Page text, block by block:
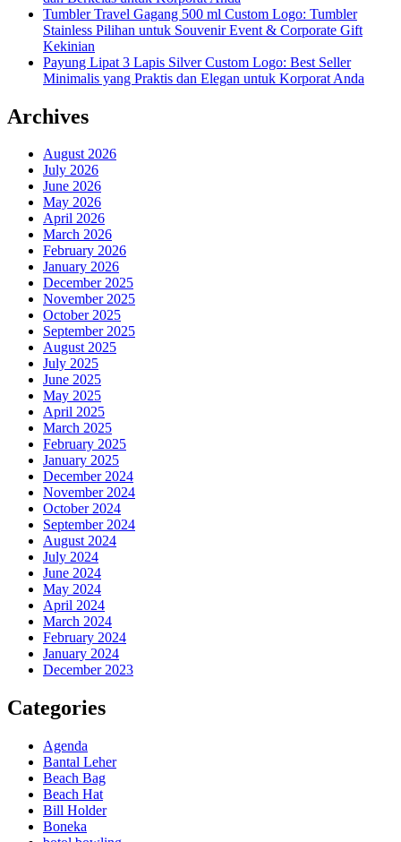
Tumbler Travel Gagang 500 ml Custom Logo: Tumbler
Stainless Pilihan untuk Souvenir Event & Corporate Gift
Kekinian
Payung Lipat 3 Lapis Silver Custom Logo: Best Seller
Minimalis yang Praktis dan Elegan untuk Korporat Anda
Archives
August 2026
July 2026
June 2026
May 2026
April 2026
March 2026
February 2026
January 2026
December 2025
November 2025
October 2025
September 2025
August 2025
July 2025
June 2025
May 2025
April 2025
March 2025
February 2025
January 2025
December 2024
November 2024
October 2024
September 2024
August 2024
July 2024
June 2024
May 2024
April 2024
March 2024
February 2024
January 2024
December 2023
Categories
Agenda
Bantal Leher
Beach Bag
Beach Hat
Bill Holder
Boneka